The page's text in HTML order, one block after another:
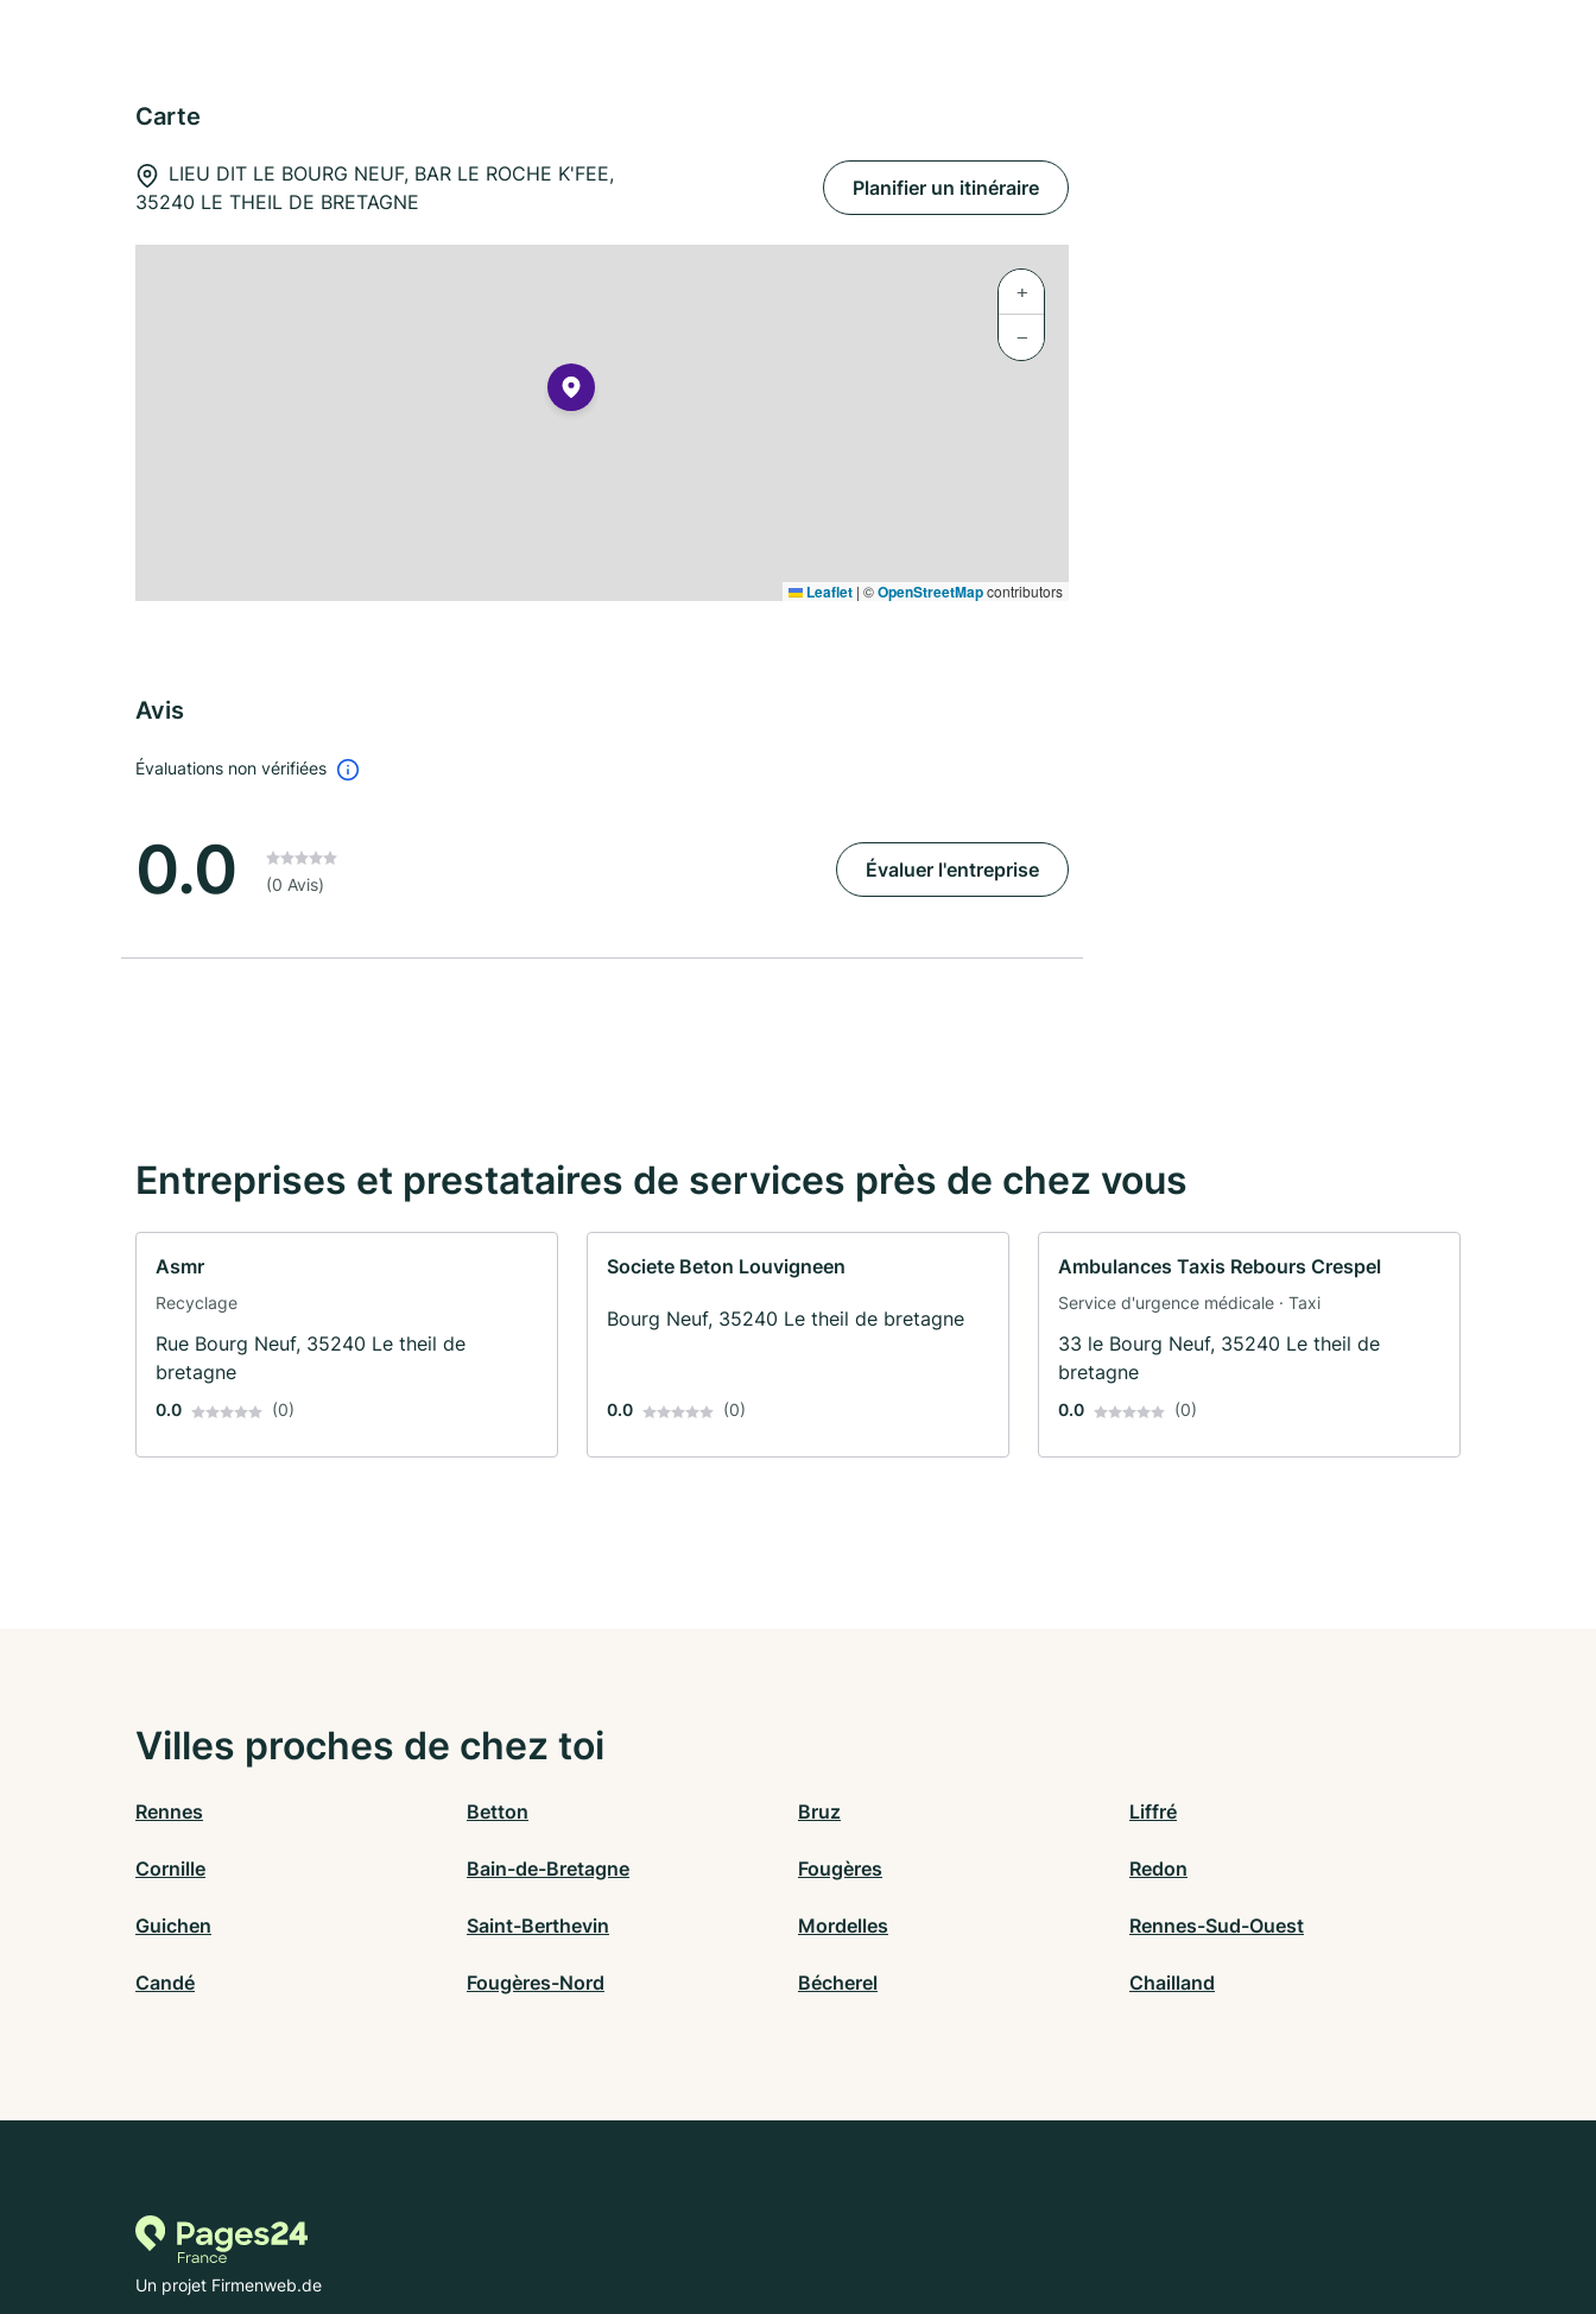
Carte
LIEU DIT LE BOURG NEUF, BAR LE ROCHE K'FEE,
35240 LE THEIL DE BRETAGNE
Planifier un itinéraire
+
−
Leaflet | ©OpenStreetMapcontributors
Avis
Évaluations non vérifiées
0.0 (0 Avis)
Évaluer l'entreprise
Entreprises et prestataires de services près de chez vous
Asmr
Recyclage
Rue Bourg Neuf, 35240 Le theil de
bretagne
0.0 (0)
Societe Beton Louvigneen
Bourg Neuf, 35240 Le theil de bretagne
0.0 (0)
Ambulances Taxis Rebours Crespel
Service d'urgence médicale · Taxi
33 le Bourg Neuf, 35240 Le theil de
bretagne
0.0 (0)
Villes proches de chez toi
Rennes Betton Bruz Liffré
Cornille Bain-de-Bretagne Fougères Redon
Guichen Saint-Berthevin Mordelles Rennes-Sud-Ouest
Candé Fougères-Nord Bécherel Chailland
Un projet Firmenweb.de